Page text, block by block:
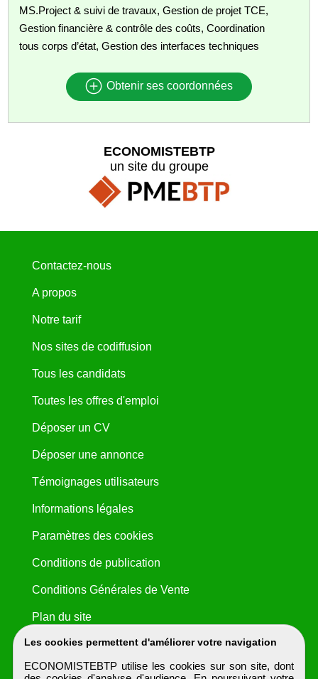
MS.Project & suivi de travaux, Gestion de projet TCE,
Gestion financière & contrôle des coûts, Coordination
tous corps d’état, Gestion des interfaces techniques
Obtenir ses coordonnées
Les cookies permettent d'améliorer votre navigation
ECONOMISTEBTP utilise les cookies sur son site, dont
ECONOMISTEBTP
un site du groupe
Contactez-nous
A propos
Notre tarif
Nos sites de codiffusion
Tous les candidats
Toutes les offres d'emploi
Déposer un CV
Déposer une annonce
Témoignages utilisateurs
Informations légales
Paramètres des cookies
Conditions de publication
Conditions Générales de Vente
Plan du site